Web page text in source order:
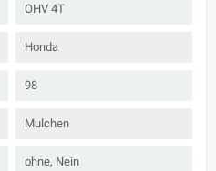
OHV 4T
Honda
98
Mulchen
ohne, Nein